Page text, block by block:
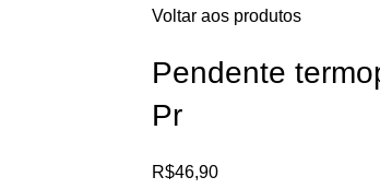
Voltar aos produtos
Pendente
Pr
R$46,90